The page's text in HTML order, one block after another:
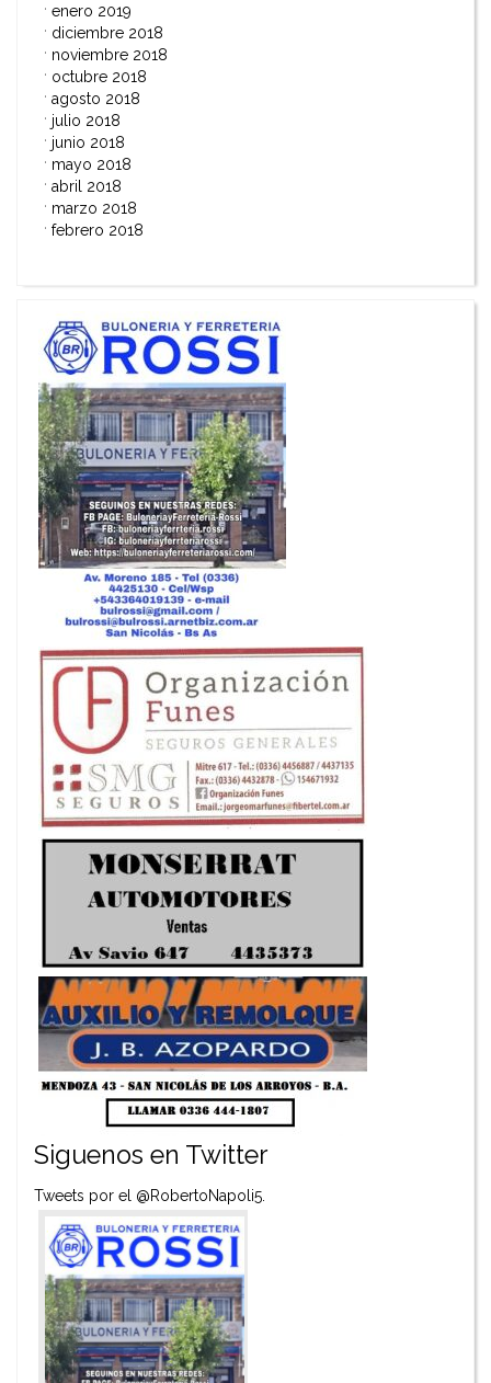
enero 2019
diciembre 2018
noviembre 2018
octubre 2018
agosto 2018
julio 2018
junio 2018
mayo 2018
abril 2018
marzo 2018
febrero 2018
Siguenos en Twitter
Tweets por el @RobertoNapoli5.